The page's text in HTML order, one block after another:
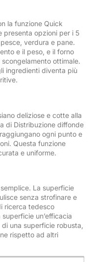
la funzione Quick
presenta opzioni per i 5
verdura e pane.
e il peso, e il forno
ottimale.
ingredienti diventa più
deliziose e cotte alla
di Distribuzione diffonde
ogni punto e
Questa funzione
e uniforme.
La superficie
senza strofinare e
ricerca tedesco
un’efficacia
una superficie robusta,
rispetto ad altri